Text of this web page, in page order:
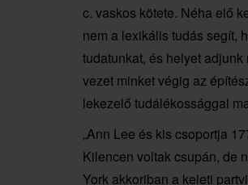
c. vaskos kötete. Néha elő
nem a lexikális tudás segít,
tudatunkat, és helyet
vezet minket végig az
lekezelő tudálékossággal
„Ann Lee és kis csoportja
Kilencen voltak csupán, de
York akkoriban a keleti